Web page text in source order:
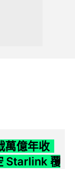
萬億年收
Starlink 覆